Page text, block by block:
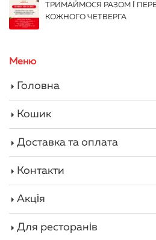
ТРИМАЙМОСЯ РАЗОМ І
КОЖНОГО ЧЕТВЕРГА
Меню
Головна
Кошик
Доставка та оплата
Контакти
Акція
Для ресторанів